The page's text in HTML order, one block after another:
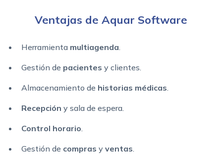
Ventajas de Aquar Software
Herramienta multiagenda
Gestión de pacientes y clientes.
Almacenamiento de historias médicas
Recepción y sala de espera.
Control horario
Gestión de compras y ventas